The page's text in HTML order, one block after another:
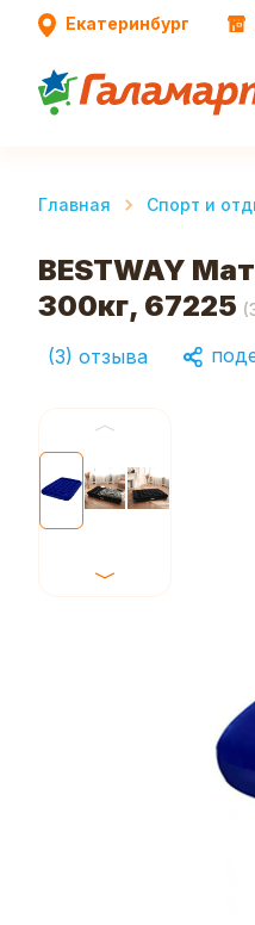
Екатеринбург
Главная Спорт и
BESTWAY
300кг, 67225 (
(3) отзыва